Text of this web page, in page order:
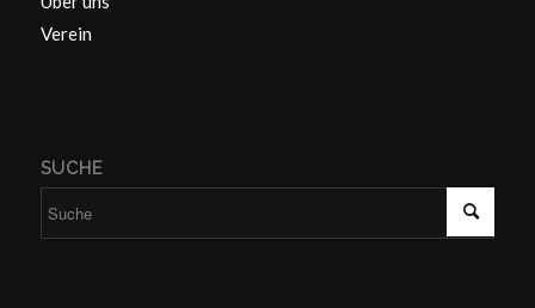
Verein
SUCHE